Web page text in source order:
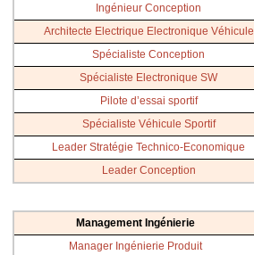
Ingénieur Conception
Architecte Electrique Electronique Véhicule
Spécialiste Conception
Spécialiste Electronique SW
Pilote d’essai sportif
Spécialiste Véhicule Sportif
Leader Stratégie Technico-Economique
Leader Conception
Management Ingénierie
Manager Ingénierie Produit